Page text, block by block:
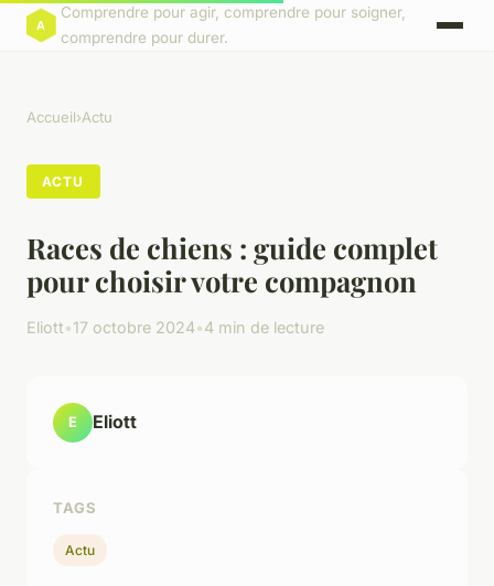
Comprendre pour agir, comprendre pour soigner,
comprendre pour durer.
Accueil›Actu
ACTU
Races de chiens : guide complet
pour choisir votre compagnon
Eliott•17 octobre 2024•4 min de lecture
E Eliott
TAGS
Actu